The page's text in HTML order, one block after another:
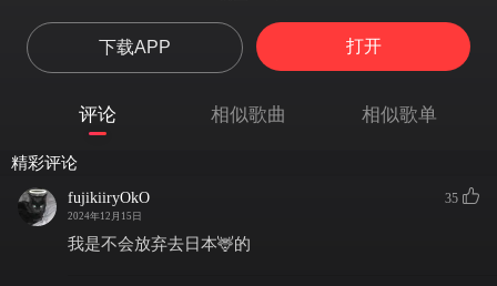
制作人 : 易泽宇@4'33”Music
监制 : Zy/Shawn/KK @4'33”Music
艺人统筹 : 王振宇
北海道下的雪
girl i feel so hurt
下载APP 打开
评论 相似歌曲 相似歌单
精彩评论
fujikiiryOkO
2024年12月15日
35
我是不会放弃去日本🦌的